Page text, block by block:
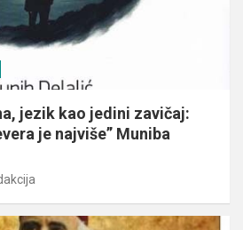
jezik kao jedini zavičaj:
je najviše” Muniba